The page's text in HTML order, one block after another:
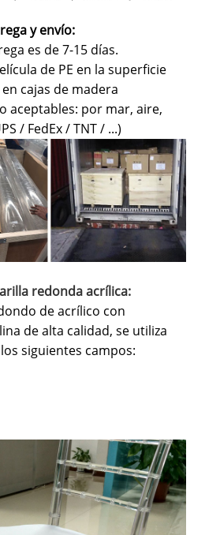
y envío:
es de 7-15 días.
de PE en la superficie
cajas de madera
aceptables: por mar, aire,
/ FedEx / TNT / ...)
redonda acrílica:
de acrílico con
de alta calidad, se utiliza
siguientes campos: